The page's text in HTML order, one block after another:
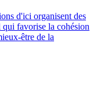
d'ici organisent des
favorise la cohésion
être de la